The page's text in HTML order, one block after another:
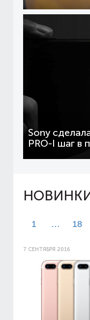
Sony
PRO-I шаг в
1 … 18
7 СЕНТЯБРЯ 2016